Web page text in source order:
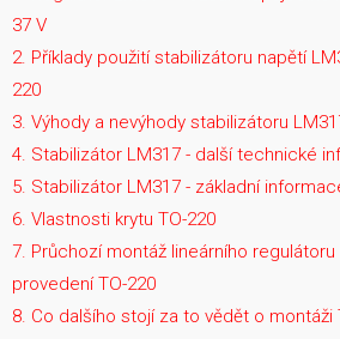
37 V
2 Příklady použití stabilizátoru napětí
220
3 Výhody a nevýhody stabilizátoru
4 Stabilizátor LM317 - další technické
5 Stabilizátor LM317 - základní
6 Vlastnosti krytu TO-220
7 Průchozí montáž lineárního regulátoru
provedení TO-220
8 Co dalšího stojí za to vědět o montáži